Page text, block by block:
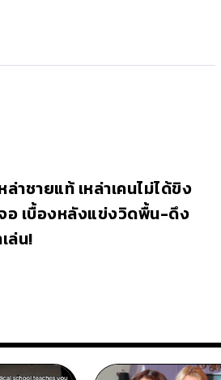
าชายแท้ เหล่าเคนไม่ได้ขิง
อ เบื้องหลังแข่งวิดพื้น-ดึง
ล่น!